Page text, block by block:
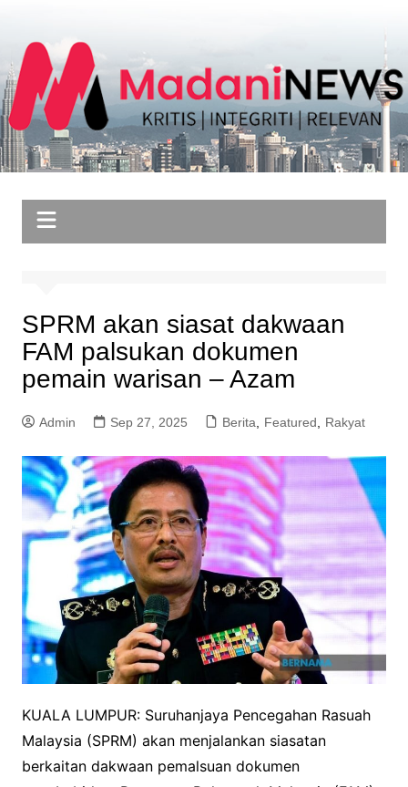
content
SPRM akan siasat dakwaan
FAM palsukan dokumen
pemain warisan – Azam
Admin Sep 27, 2025 Berita, Featured, Rakyat
KUALA LUMPUR: Suruhanjaya Pencegahan Rasuah
Malaysia (SPRM) akan menjalankan siasatan
berkaitan dakwaan pemalsuan dokumen